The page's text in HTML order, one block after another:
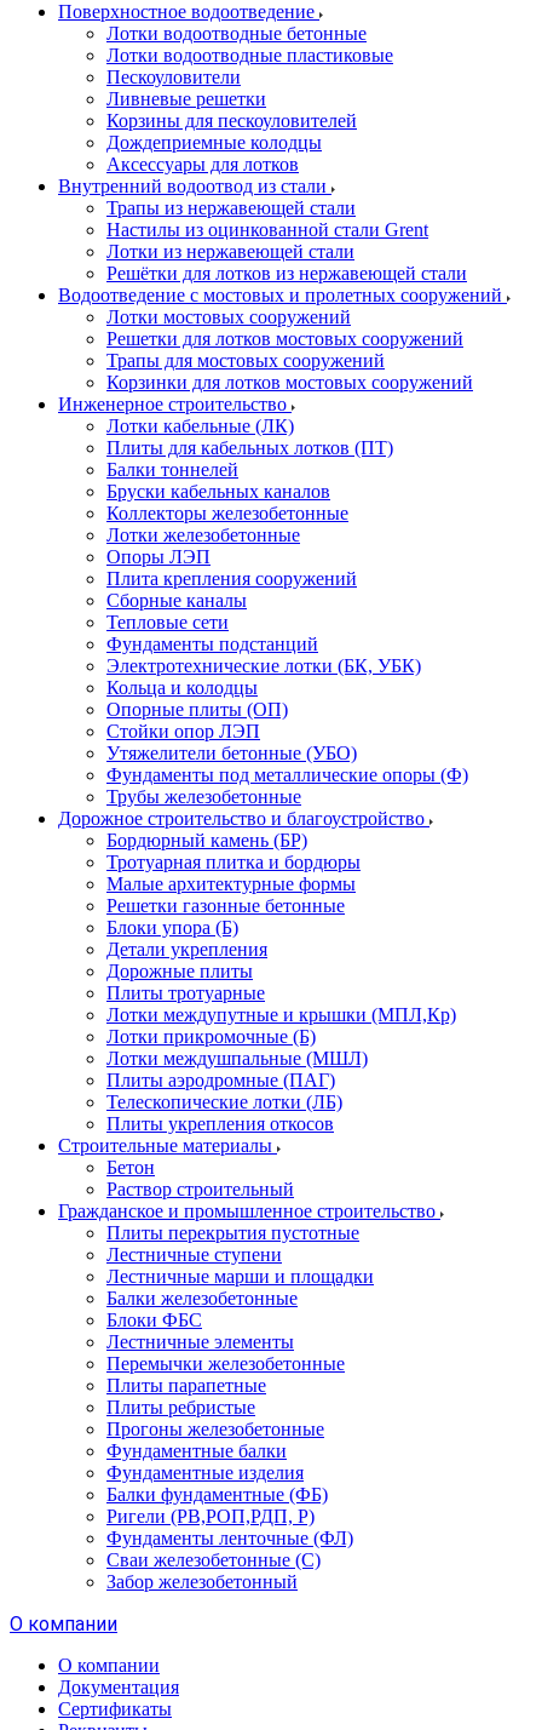
Поверхностное водоотведение
Лотки водоотводные бетонные
Лотки водоотводные пластиковые
Пескоуловители
Ливневые решетки
Корзины для пескоуловителей
Дождеприемные колодцы
Аксессуары для лотков
Внутренний водоотвод из стали
Трапы из нержавеющей стали
Настилы из оцинкованной стали Grent
Лотки из нержавеющей стали
Решётки для лотков из нержавеющей стали
Водоотведение с мостовых и пролетных сооружений
Лотки мостовых сооружений
Решетки для лотков мостовых сооружений
Трапы для мостовых сооружений
Корзинки для лотков мостовых сооружений
Инженерное строительство
Лотки кабельные (ЛК)
Плиты для кабельных лотков (ПТ)
Балки тоннелей
Бруски кабельных каналов
Коллекторы железобетонные
Лотки железобетонные
Опоры ЛЭП
Плита крепления сооружений
Сборные каналы
Тепловые сети
Фундаменты подстанций
Электротехнические лотки (БК, УБК)
Кольца и колодцы
Опорные плиты (ОП)
Стойки опор ЛЭП
Утяжелители бетонные (УБО)
Фундаменты под металлические опоры (Ф)
Трубы железобетонные
Дорожное строительство и благоустройство
Бордюрный камень (БР)
Тротуарная плитка и бордюры
Малые архитектурные формы
Решетки газонные бетонные
Блоки упора (Б)
Детали укрепления
Дорожные плиты
Плиты тротуарные
Лотки междупутные и крышки (МПЛ,Кр)
Лотки прикромочные (Б)
Лотки междушпальные (МШЛ)
Плиты аэродромные (ПАГ)
Телескопические лотки (ЛБ)
Плиты укрепления откосов
Строительные материалы
Бетон
Раствор строительный
Гражданское и промышленное строительство
Плиты перекрытия пустотные
Лестничные ступени
Лестничные марши и площадки
Балки железобетонные
Блоки ФБС
Лестничные элементы
Перемычки железобетонные
Плиты парапетные
Плиты ребристые
Прогоны железобетонные
Фундаментные балки
Фундаментные изделия
Балки фундаментные (ФБ)
Ригели (РВ,РОП,РДП, Р)
Фундаменты ленточные (ФЛ)
Сваи железобетонные (С)
Забор железобетонный
О компании
О компании
Документация
Сертификаты